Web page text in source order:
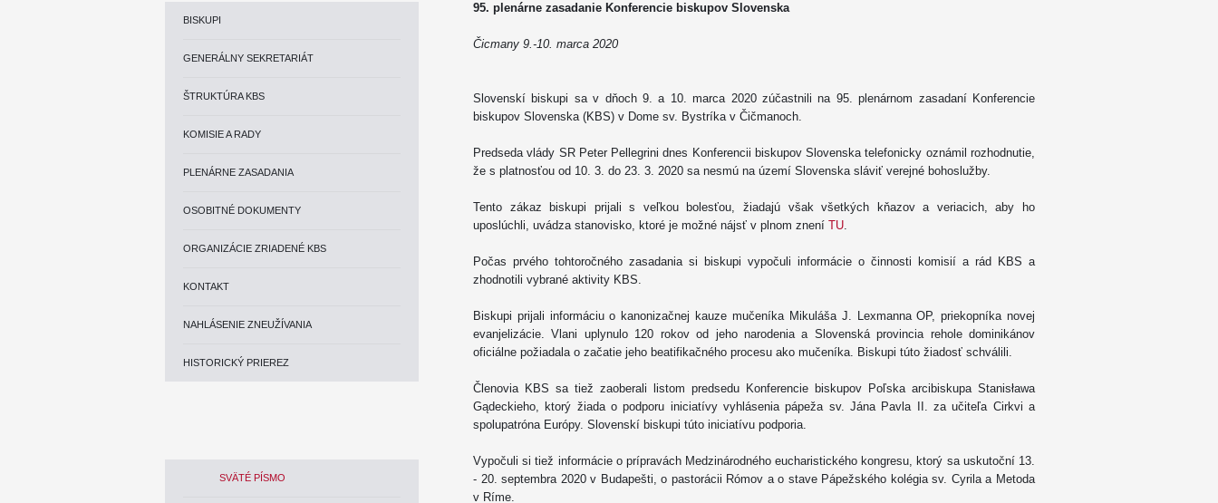
BISKUPI
GENERÁLNY SEKRETARIÁT
ŠTRUKTÚRA KBS
KOMISIE A RADY
PLENÁRNE ZASADANIA
OSOBITNÉ DOKUMENTY
ORGANIZÁCIE ZRIADENÉ KBS
KONTAKT
NAHLÁSENIE ZNEUŽÍVANIA
HISTORICKÝ PRIEREZ
SVÄTÉ PÍSMO
95. plenárne zasadanie Konferencie biskupov Slovenska
Čicmany 9.-10. marca 2020
Slovenskí biskupi sa v dňoch 9. a 10. marca 2020 zúčastnili na 95. plenárnom zasadaní Konferencie
biskupov Slovenska (KBS) v Dome sv. Bystríka v Čičmanoch.
Predseda vlády SR Peter Pellegrini dnes Konferencii biskupov Slovenska telefonicky oznámil rozhodnutie,
že s platnosťou od 10. 3. do 23. 3. 2020 sa nesmú na území Slovenska sláviť verejné bohoslužby.
Tento zákaz biskupi prijali s veľkou bolesťou, žiadajú však všetkých kňazov a veriacich, aby ho
uposlúchli, uvádza stanovisko, ktoré je možné nájsť v plnom znení TU.
Počas prvého tohtoročného zasadania si biskupi vypočuli informácie o činnosti komisií a rád KBS a
zhodnotili vybrané aktivity KBS.
Biskupi prijali informáciu o kanonizačnej kauze mučeníka Mikuláša J. Lexmanna OP, priekopníka novej
evanjelizácie. Vlani uplynulo 120 rokov od jeho narodenia a Slovenská provincia rehole dominikánov
oficiálne požiadala o začatie jeho beatifikačného procesu ako mučeníka. Biskupi túto žiadosť schválili.
Členovia KBS sa tiež zaoberali listom predsedu Konferencie biskupov Poľska arcibiskupa Stanisława
Gądeckieho, ktorý žiada o podporu iniciatívy vyhlásenia pápeža sv. Jána Pavla II. za učiteľa Cirkvi a
spolupatróna Európy. Slovenskí biskupi túto iniciatívu podporia.
Vypočuli si tiež informácie o prípravách Medzinárodného eucharistického kongresu, ktorý sa uskutoční 13.
- 20. septembra 2020 v Budapešti, o pastorácii Rómov a o stave Pápežského kolégia sv. Cyrila a Metoda
v Ríme.